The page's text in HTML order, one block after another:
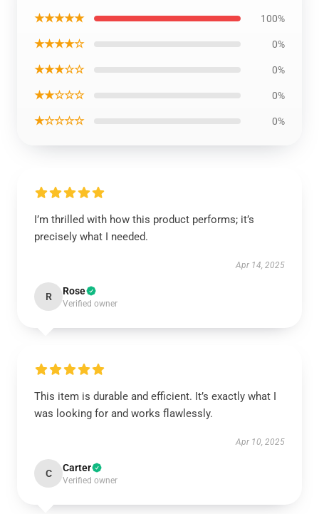
★★★★★ 100%
★★★★☆ 0%
★★★☆☆ 0%
★★☆☆☆ 0%
★☆☆☆☆ 0%
I’m thrilled with how this product performs; it’s
precisely what I needed.
Apr 14, 2025
R Rose
Verified owner
This item is durable and efficient. It’s exactly what I
was looking for and works flawlessly.
Apr 10, 2025
C Carter
Verified owner